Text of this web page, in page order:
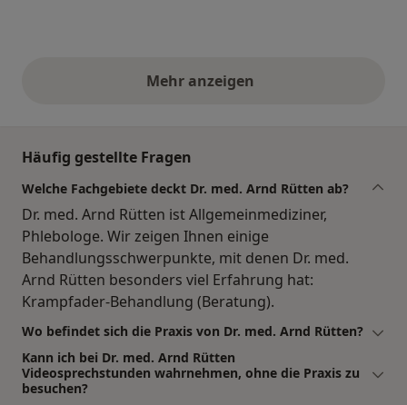
Mehr anzeigenobige Stellungnahmen
Häufig gestellte Fragen
Welche Fachgebiete deckt Dr. med. Arnd Rütten ab?
Dr. med. Arnd Rütten ist Allgemeinmediziner,
Phlebologe. Wir zeigen Ihnen einige
Behandlungsschwerpunkte, mit denen Dr. med.
Arnd Rütten besonders viel Erfahrung hat:
Krampfader-Behandlung (Beratung).
Wo befindet sich die Praxis von Dr. med. Arnd Rütten?
Kann ich bei Dr. med. Arnd Rütten
Videosprechstunden wahrnehmen, ohne die Praxis zu
besuchen?